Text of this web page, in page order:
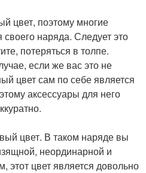
цвет, поэтому многие
наряда. Следует это
потеряться в толпе.
если же вас это не
цвет сам по себе является
аксессуары для него
цвет. В таком наряде вы
неординарной и
этот цвет является довольно